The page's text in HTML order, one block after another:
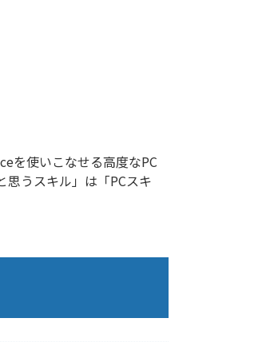
を使いこなせる高度なPC
うスキル」は「PCスキ